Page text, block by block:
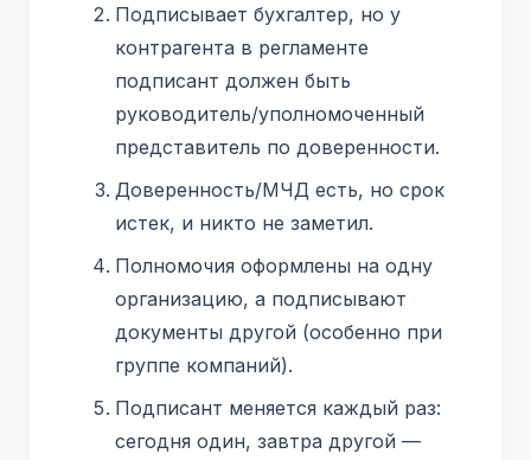
Подписывает бухгалтер, но у
контрагента в регламенте
подписант должен быть
руководитель/уполномоченный
представитель по доверенности.
Доверенность/МЧД есть, но срок
истек, и никто не заметил.
Полномочия оформлены на одну
организацию, а подписывают
документы другой (особенно при
группе компаний).
Подписант меняется каждый раз:
сегодня один, завтра другой —